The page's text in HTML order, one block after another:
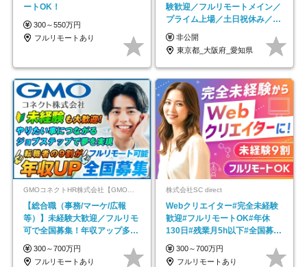
ートOK！
300～550万円
フルリモートあり
験歓迎／フルリモートメイン／
プライム上場／土日祝休み／東
京・大阪・名古屋
非公開
東京都_大阪府_愛知県
GMOコネクトHR株式会社【GMOインターネットグループ】
【総合職（事務/マーケ/広報
等）】未経験大歓迎／フルリモ
可で全国募集！年収アップ多数
★年休最大130日★
300～700万円
フルリモートあり
株式会社SC direct
Webクリエイター#完全未経験
歓迎#フルリモートOK#年休
130日#残業月5h以下#全国募集
#最大1年の研修
300～700万円
フルリモートあり